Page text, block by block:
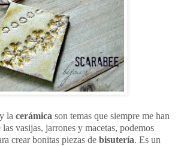
la cerámica son temas que siempre me han
vasijas, jarrones y macetas, podemos
crear bonitas piezas de bisutería. Es un